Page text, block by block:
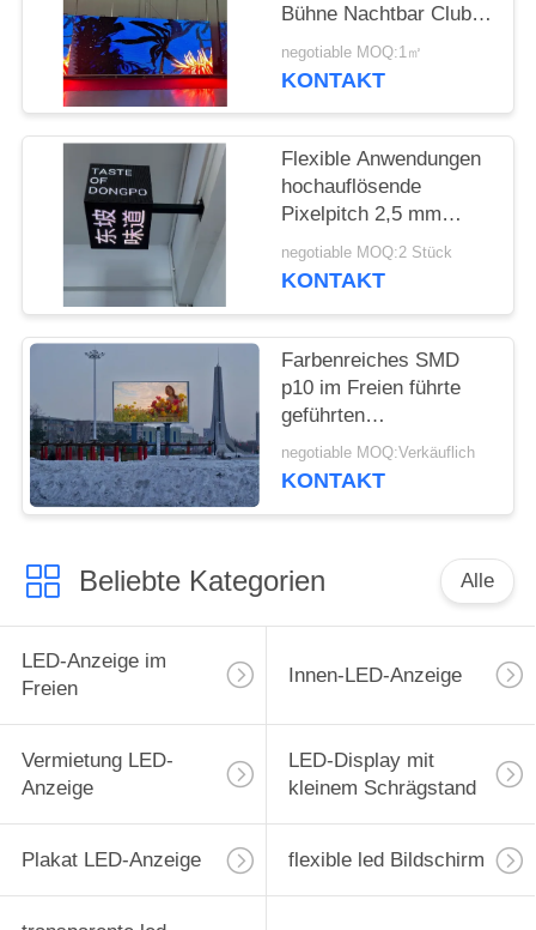
Bühne Nachtbar Club
für Unterhaltung
negotiable MOQ:1㎡
KONTAKT
Flexible Anwendungen
hochauflösende
Pixelpitch 2,5 mm
LED-Würfelbildschirm
für
negotiable MOQ:2 Stück
KONTAKT
Farbenreiches SMD
p10 im Freien führte
geführten
Großbildschirm des
Bildschirms Preise für
negotiable MOQ:Verkäuflich
KONTAKT
Beliebte Kategorien Alle
LED-Anzeige im
Freien
Innen-LED-Anzeige
Vermietung LED-
Anzeige
LED-Display mit
kleinem Schrägstand
Plakat LED-Anzeige flexible led Bildschirm